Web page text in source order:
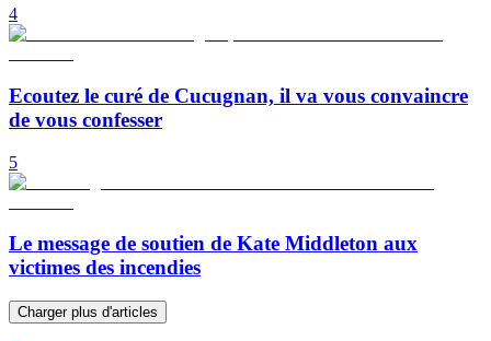
4
Ecoutez le curé de Cucugnan, il va vous convaincre
de vous confesser
5
Le message de soutien de Kate Middleton aux
victimes des incendies
Charger plus d'articles